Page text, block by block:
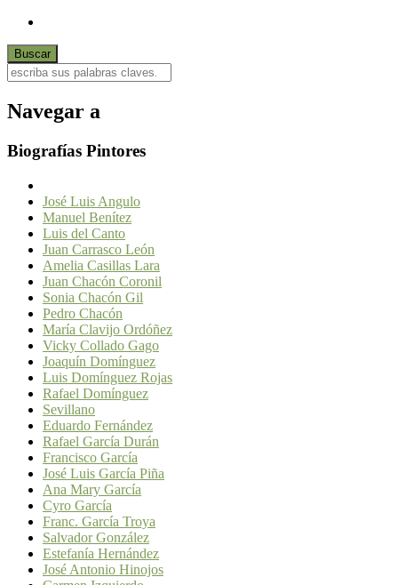
Navegar a
Biografías Pintores
José Luis Angulo
Manuel Benítez
Luis del Canto
Juan Carrasco León
Amelia Casillas Lara
Juan Chacón Coronil
Sonia Chacón Gil
Pedro Chacón
María Clavijo Ordóñez
Vicky Collado Gago
Joaquín Domínguez
Luis Domínguez Rojas
Rafael Domínguez
Sevillano
Eduardo Fernández
Rafael García Durán
Francisco García
José Luis García Piña
Ana Mary García
Cyro García
Franc. García Troya
Salvador González
Estefanía Hernández
José Antonio Hinojos